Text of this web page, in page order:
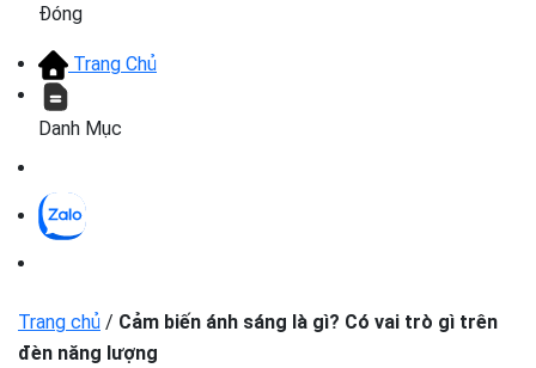
Đóng
Trang Chủ
Danh Mục
Trang chủ / Cảm biến ánh sáng là gì? Có vai trò gì trên
đèn năng lượng